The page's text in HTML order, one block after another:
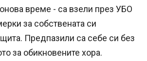
време - са взели през УБО
за собствената си
Предпазили са себе си без
за обикновените хора.